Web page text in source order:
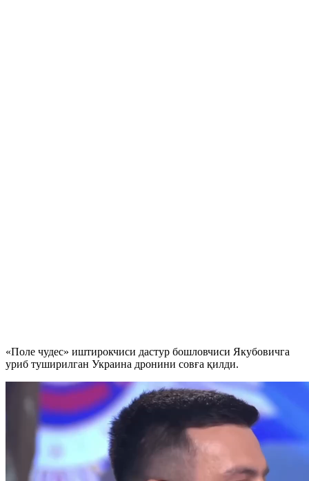
«Поле чудес» иштирокчиси дастур бошловчиси Якубовичга
уриб туширилган Украина дронини совға қилди.